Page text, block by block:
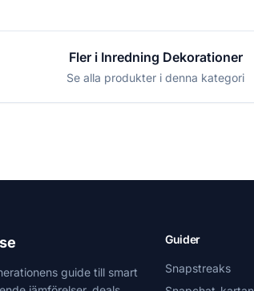
Fler i Inredning Dekorationer
Se alla produkter i denna kategori
guide till smart
Guider
Snapstreaks